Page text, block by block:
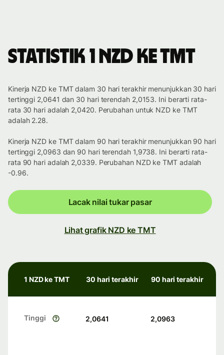
Statistik 1 NZD ke TMT
Kinerja NZD ke TMT dalam 30 hari terakhir menunjukkan 30 hari
tertinggi 2,0641 dan 30 hari terendah 2,0153. Ini berarti rata-
rata 30 hari adalah 2,0420. Perubahan untuk NZD ke TMT
adalah 2.28.
Kinerja NZD ke TMT dalam 90 hari terakhir menunjukkan 90 hari
tertinggi 2,0963 dan 90 hari terendah 1,9738. Ini berarti rata-
rata 90 hari adalah 2,0339. Perubahan NZD ke TMT adalah
-0.96.
Lacak nilai tukar pasar
Lihat grafik NZD ke TMT
1 NZD ke TMT 30 hari terakhir 90 hari terakhir
Tinggi 2,0641 2,0963